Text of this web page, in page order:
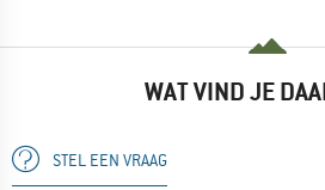
WAT VIND JE
STEL EEN VRAAG